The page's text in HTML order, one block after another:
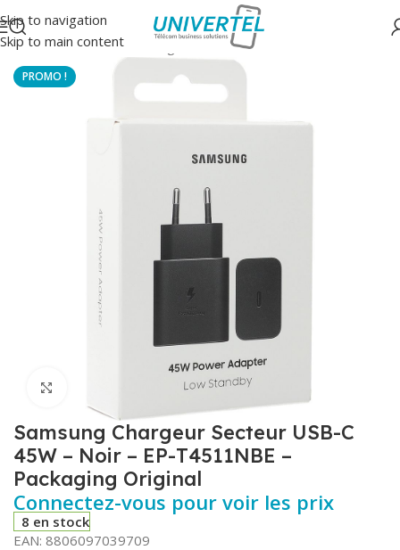
Skip to navigation
Skip to main content
Accueil/Accessoires Chargeurs secteur
Samsung Chargeur Secteur USB-C
45W – Noir – EP-T4511NBE –
Packaging Original
Connectez-vous pour voir les prix
8 en stock
EAN: 8806097039709